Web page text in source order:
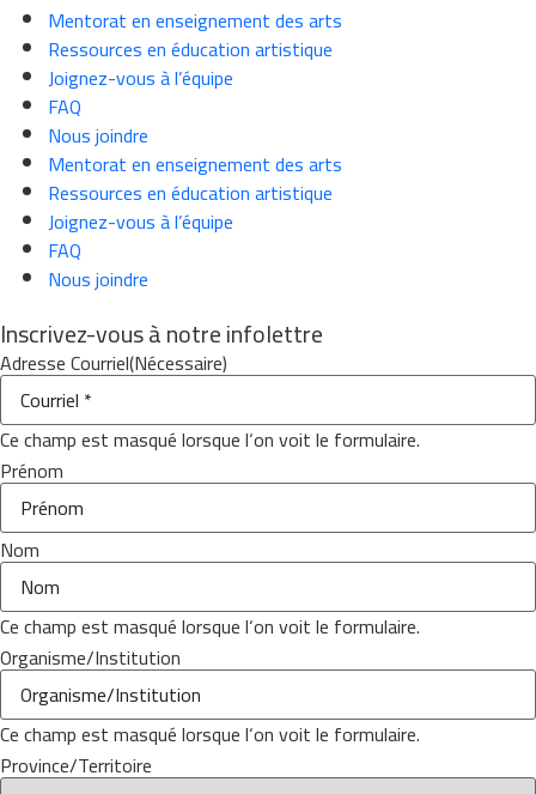
Mentorat en enseignement des arts
Ressources en éducation artistique
Joignez-vous à l’équipe
FAQ
Nous joindre
Mentorat en enseignement des arts
Ressources en éducation artistique
Joignez-vous à l’équipe
FAQ
Nous joindre
Inscrivez-vous à notre infolettre
Adresse Courriel(Nécessaire)
Ce champ est masqué lorsque l‘on voit le formulaire.
Prénom
Nom
Ce champ est masqué lorsque l‘on voit le formulaire.
Organisme/Institution
Ce champ est masqué lorsque l‘on voit le formulaire.
Province/Territoire